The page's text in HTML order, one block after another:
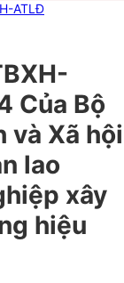
ATLĐ
Của Bộ
và Xã hội
lao
xây
hiệu